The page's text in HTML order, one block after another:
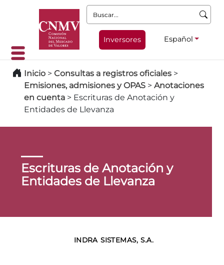
Buscar:
Inversores Español
Inicio > Consultas a registros oficiales >
Emisiones, admisiones y OPAS > Anotaciones
en cuenta > Escrituras de Anotación y
Entidades de Llevanza
Escrituras de Anotación y
Entidades de Llevanza
INDRA SISTEMAS, S.A.